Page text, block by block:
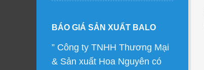
BÁO GIÁ SẢN XUẤT BALO
” Công ty TNHH Thương Mại
& Sản xuất Hoa Nguyên có